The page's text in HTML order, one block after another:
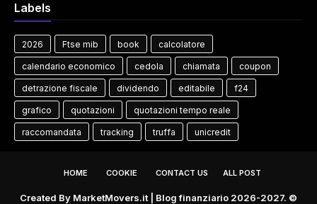
Labels
2026 Ftse mib book calcolatore
calendario economico cedola chiamata coupon
detrazione fiscale dividendo editabile f24
grafico quotazioni quotazioni tempo reale
raccomandata tracking truffa unicredit
HOME COOKIE CONTACT US ALL POST
Created By MarketMovers.it | Blog finanziario 2026-2027. ©